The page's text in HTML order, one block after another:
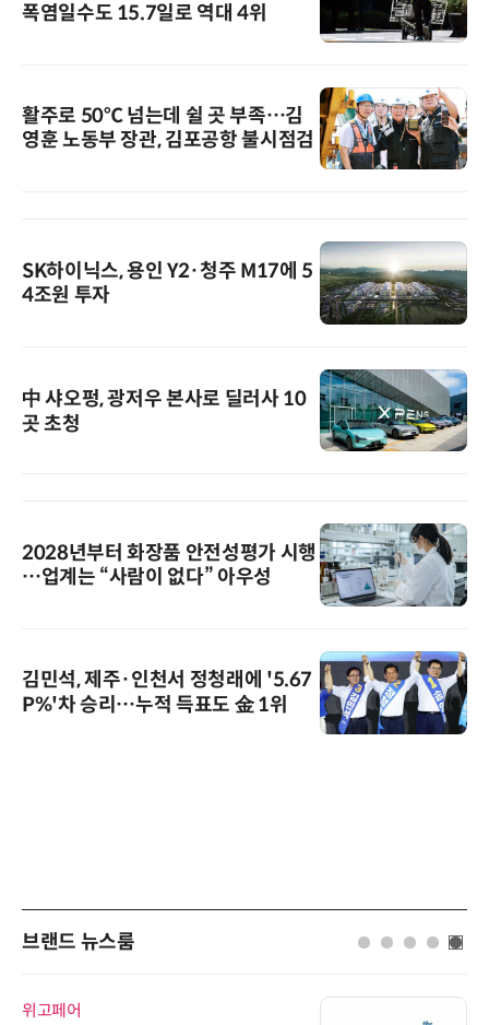
폭염일수도 15.7일로 역대 4위
활주로 50℃ 넘는데 쉴 곳 부족…김
영훈 노동부 장관, 김포공항 불시점검
SK하이닉스, 용인 Y2·청주 M17에 5
4조원 투자
中 샤오펑, 광저우 본사로 딜러사 10
곳 초청
2028년부터 화장품 안전성평가 시행
…업계는 “사람이 없다” 아우성
김민석, 제주·인천서 정청래에 '5.67
P%'차 승리…누적 득표도 金 1위
브랜드 뉴스룸
위고페어